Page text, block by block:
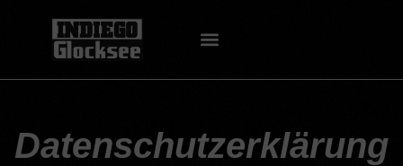
Datenschutzerklärung